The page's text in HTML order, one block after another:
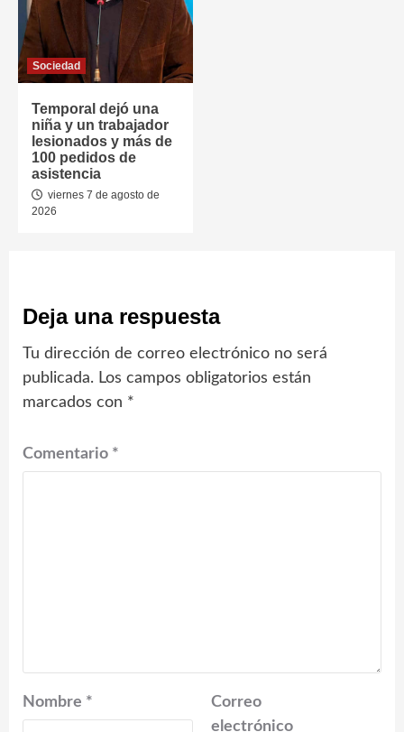
Sociedad
Temporal dejó una
niña y un trabajador
lesionados y más de
100 pedidos de
asistencia
viernes 7 de agosto de
2026
Deja una respuesta
Tu dirección de correo electrónico no será
publicada. Los campos obligatorios están
marcados con *
Comentario *
Nombre *
Correo
electrónico